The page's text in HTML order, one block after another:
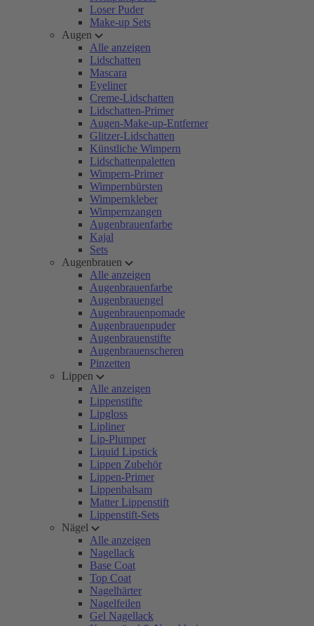
Loser Puder
Make-up Sets
Augen
Alle anzeigen
Lidschatten
Mascara
Eyeliner
Creme-Lidschatten
Lidschatten-Primer
Augen-Make-up-Entferner
Glitzer-Lidschatten
Künstliche Wimpern
Lidschattenpaletten
Wimpern-Primer
Wimpernbürsten
Wimpernkleber
Wimpernzangen
Augenbrauenfarbe
Kajal
Sets
Augenbrauen
Alle anzeigen
Augenbrauenfarbe
Augenbrauengel
Augenbrauenpomade
Augenbrauenpuder
Augenbrauenstifte
Augenbrauenscheren
Pinzetten
Lippen
Alle anzeigen
Lippenstifte
Lipgloss
Lipliner
Lip-Plumper
Liquid Lipstick
Lippen Zubehör
Lippen-Primer
Lippenbalsam
Matter Lippenstift
Lippenstift-Sets
Nägel
Alle anzeigen
Nagellack
Base Coat
Top Coat
Nagelhärter
Nagelfeilen
Gel Nagellack